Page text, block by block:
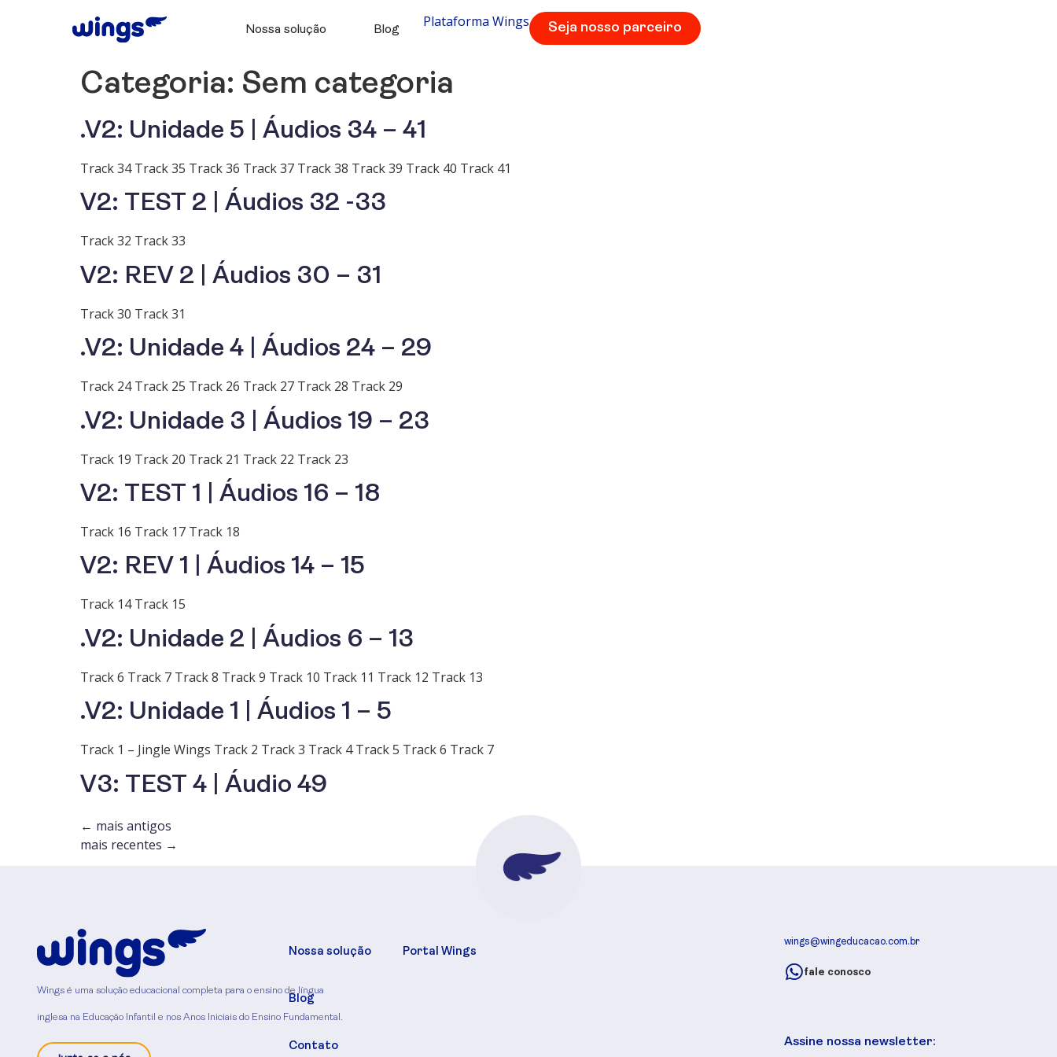
Nossa solução Blog Plataforma Wings Seja nosso parceiro
Categoria: Sem categoria
.V2: Unidade 5 | Áudios 34 – 41
Track 34 Track 35 Track 36 Track 37 Track 38 Track 39 Track 40 Track 41
V2: TEST 2 | Áudios 32 -33
Track 32 Track 33
V2: REV 2 | Áudios 30 – 31
Track 30 Track 31
.V2: Unidade 4 | Áudios 24 – 29
Track 24 Track 25 Track 26 Track 27 Track 28 Track 29
.V2: Unidade 3 | Áudios 19 – 23
Track 19 Track 20 Track 21 Track 22 Track 23
V2: TEST 1 | Áudios 16 – 18
Track 16 Track 17 Track 18
V2: REV 1 | Áudios 14 – 15
Track 14 Track 15
.V2: Unidade 2 | Áudios 6 – 13
Track 6 Track 7 Track 8 Track 9 Track 10 Track 11 Track 12 Track 13
.V2: Unidade 1 | Áudios 1 – 5
Track 1 – Jingle Wings Track 2 Track 3 Track 4 Track 5 Track 6 Track 7
V3: TEST 4 | Áudio 49
← mais antigos
mais recentes →
Wings é uma solução educacional completa para o ensino de língua
inglesa na Educação Infantil e nos Anos Iniciais do Ensino Fundamental.
Nossa solução
Blog
Contato
Portal Wings
wings@wingeducacao.com.br
fale conosco
Assine nossa newsletter: